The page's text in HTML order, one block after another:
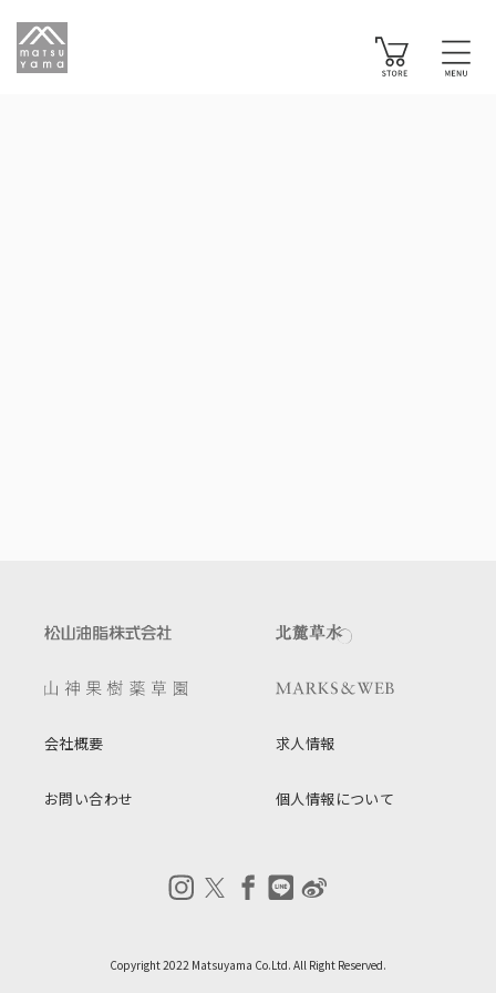
会社概要 求人情報
お問い合わせ 個人情報について
Copyright 2022 Matsuyama Co.Ltd. All Right Reserved.